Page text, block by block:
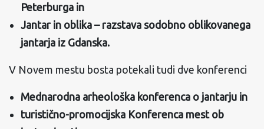
Peterburga in
Jantar in oblika – razstava sodobno oblikovanega
jantarja iz Gdanska.
V Novem mestu bosta potekali tudi dve konferenci
Mednarodna arheološka konferenca o jantarju in
turistično-promocijska Konferenca mest ob